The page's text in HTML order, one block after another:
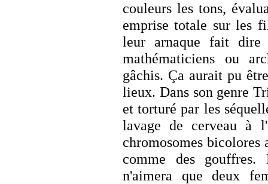
couleurs les tons,
emprise totale sur les
leur arnaque fait
mathématiciens ou
gâchis. Ça aurait pu
lieux. Dans son genre
et torturé par les
lavage de cerveau à
chromosomes bicolores
comme des gouffres.
n'aimera que deux